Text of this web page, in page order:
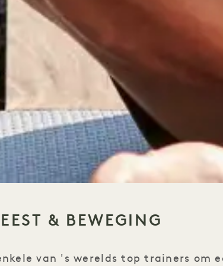
& BEWEGING
van 's werelds top trainers om